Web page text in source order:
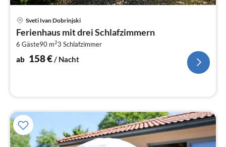
Sveti Ivan Dobrinjski
Ferienhaus mit drei Schlafzimmern
6 Gäste90 m23 Schlafzimmer
ab 158€ / Nacht